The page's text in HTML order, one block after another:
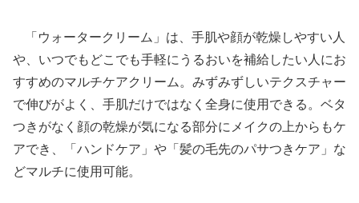
「ウォータークリーム」は、手肌や顔が乾燥しやすい人
や、いつでもどこでも手軽にうるおいを補給したい人にお
すすめのマルチケアクリーム。みずみずしいテクスチャー
で伸びがよく、手肌だけではなく全身に使用できる。ベタ
つきがなく顔の乾燥が気になる部分にメイクの上からもケ
アでき、「ハンドケア」や「髪の毛先のパサつきケア」な
どマルチに使用可能。